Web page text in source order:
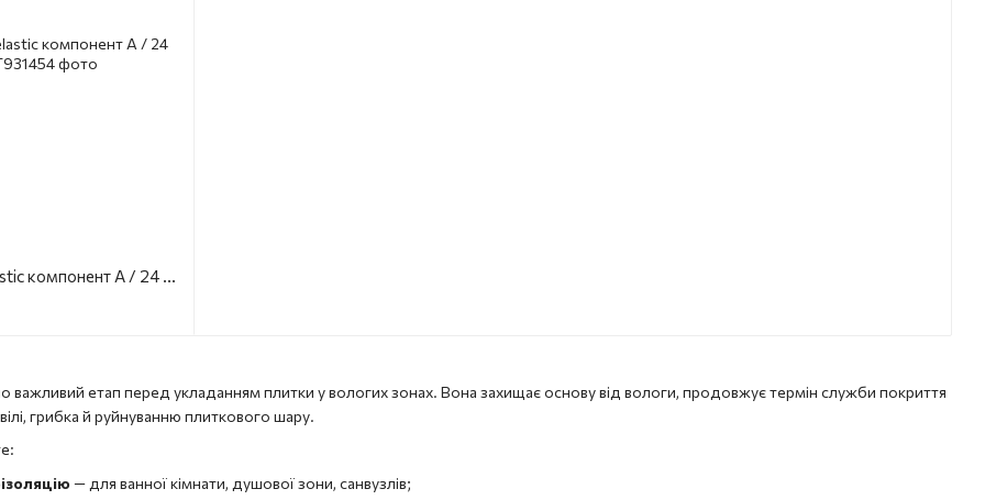
важливий етап перед укладанням плитки у вологих зонах. Вона захищає основу від вологи, продовжує термін служби покриття
грибка й руйнуванню плиткового шару.
— для ванної кімнати, душової зони, санвузлів;
Гідроізоляція Mapelastic компонент А / 24 Mapei